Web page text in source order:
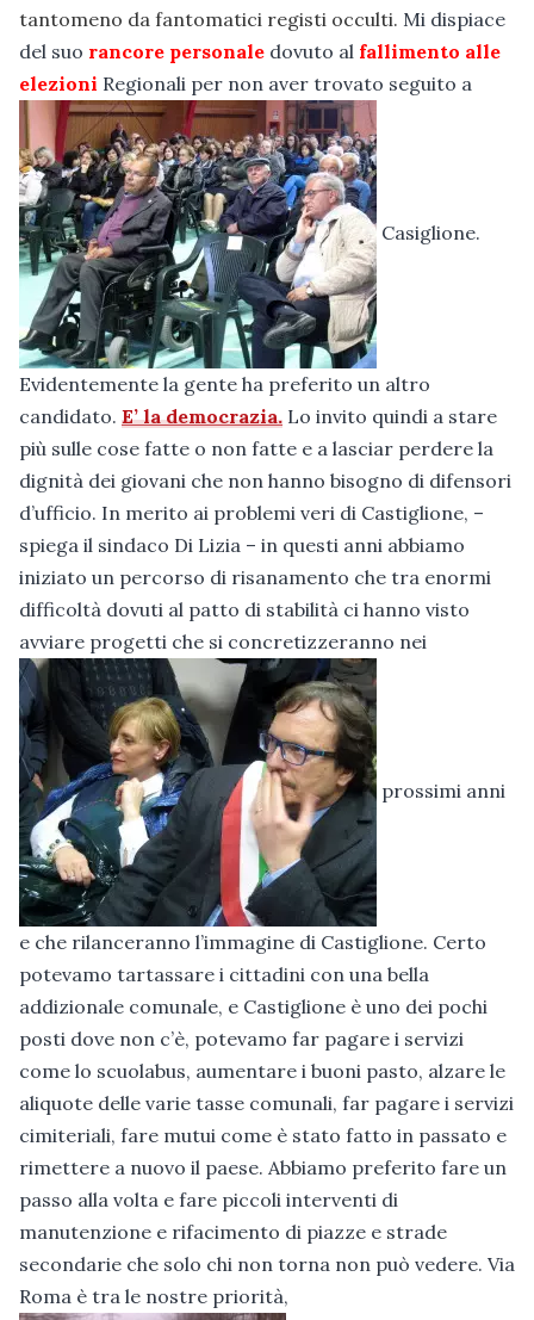
tantomeno da fantomatici registi occulti. Mi dispiace
del suo rancore personale dovuto al fallimento alle
elezioni Regionali per non aver trovato seguito a
Casiglione.
Evidentemente la gente ha preferito un altro
candidato. E’ la democrazia. Lo invito quindi a stare
più sulle cose fatte o non fatte e a lasciar perdere la
dignità dei giovani che non hanno bisogno di difensori
d’ufficio. In merito ai problemi veri di Castiglione, –
spiega il sindaco Di Lizia – in questi anni abbiamo
iniziato un percorso di risanamento che tra enormi
difficoltà dovuti al patto di stabilità ci hanno visto
avviare progetti che si concretizzeranno nei
prossimi anni
e che rilanceranno l’immagine di Castiglione. Certo
potevamo tartassare i cittadini con una bella
addizionale comunale, e Castiglione è uno dei pochi
posti dove non c’è, potevamo far pagare i servizi
come lo scuolabus, aumentare i buoni pasto, alzare le
aliquote delle varie tasse comunali, far pagare i servizi
cimiteriali, fare mutui come è stato fatto in passato e
rimettere a nuovo il paese. Abbiamo preferito fare un
passo alla volta e fare piccoli interventi di
manutenzione e rifacimento di piazze e strade
secondarie che solo chi non torna non può vedere. Via
Roma è tra le nostre priorità,